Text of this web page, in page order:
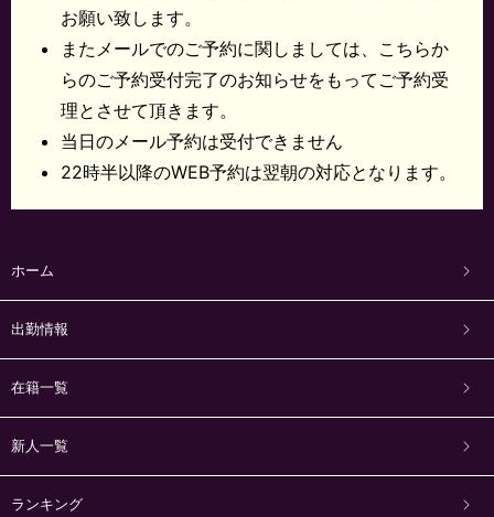
お願い致します。
またメールでのご予約に関しましては、こちらか
らのご予約受付完了のお知らせをもってご予約受
理とさせて頂きます。
当日のメール予約は受付できません
22時半以降のWEB予約は翌朝の対応となります。
ホーム
出勤情報
在籍一覧
新人一覧
ランキング